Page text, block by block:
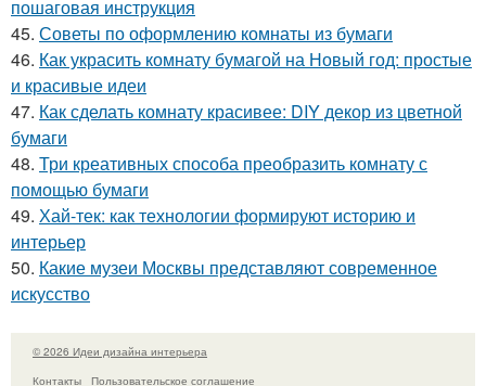
пошаговая инструкция
45. Советы по оформлению комнаты из бумаги
46. Как украсить комнату бумагой на Новый год: простые
и красивые идеи
47. Как сделать комнату красивее: DIY декор из цветной
бумаги
48. Три креативных способа преобразить комнату с
помощью бумаги
49. Хай-тек: как технологии формируют историю и
интерьер
50. Какие музеи Москвы представляют современное
искусство
© 2026 Идеи дизайна интерьера
Контакты
Пользовательское соглашение